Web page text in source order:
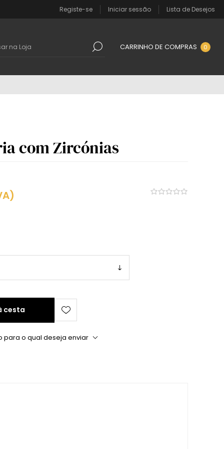
Registe-se Iniciar sessão Lista de Desejos
CARRINHO DE COMPRAS 0
com Zircónias
cesta
para o qual deseja enviar